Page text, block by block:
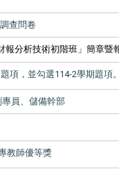
查問卷
報分析技術初階班」簡章暨
項，並勾選114-2學期題項。
專員、儲備幹部
教師優等獎